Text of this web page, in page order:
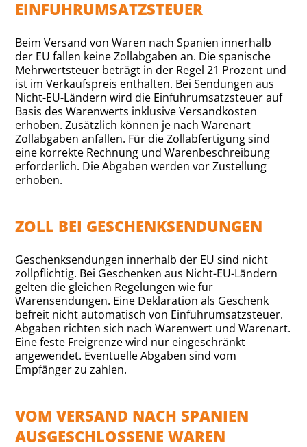
EINFUHRUMSATZSTEUER
Beim Versand von Waren nach Spanien innerhalb
der EU fallen keine Zollabgaben an. Die spanische
Mehrwertsteuer beträgt in der Regel 21 Prozent und
ist im Verkaufspreis enthalten. Bei Sendungen aus
Nicht-EU-Ländern wird die Einfuhrumsatzsteuer auf
Basis des Warenwerts inklusive Versandkosten
erhoben. Zusätzlich können je nach Warenart
Zollabgaben anfallen. Für die Zollabfertigung sind
eine korrekte Rechnung und Warenbeschreibung
erforderlich. Die Abgaben werden vor Zustellung
erhoben.
ZOLL BEI GESCHENKSENDUNGEN
Geschenksendungen innerhalb der EU sind nicht
zollpflichtig. Bei Geschenken aus Nicht-EU-Ländern
gelten die gleichen Regelungen wie für
Warensendungen. Eine Deklaration als Geschenk
befreit nicht automatisch von Einfuhrumsatzsteuer.
Abgaben richten sich nach Warenwert und Warenart.
Eine feste Freigrenze wird nur eingeschränkt
angewendet. Eventuelle Abgaben sind vom
Empfänger zu zahlen.
VOM VERSAND NACH SPANIEN
AUSGESCHLOSSENE WAREN